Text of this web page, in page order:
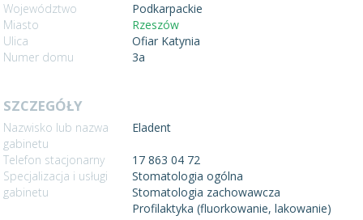
Województwo
Podkarpackie
Miasto
Rzeszów
Ulica
Ofiar Katynia
Numer domu
3a
SZCZEGÓŁY
Nazwisko lub nazwa
gabinetu
Eladent
Telefon stacjonarny
17 863 04 72
Specjalizacja i usługi
gabinetu
Stomatologia ogólna
Stomatologia zachowawcza
Profilaktyka (fluorkowanie, lakowanie)